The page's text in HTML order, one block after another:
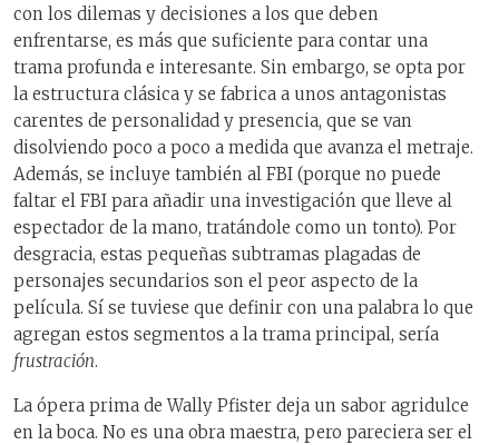
con los dilemas y decisiones a los que deben
enfrentarse, es más que suficiente para contar una
trama profunda e interesante. Sin embargo, se opta por
la estructura clásica y se fabrica a unos antagonistas
carentes de personalidad y presencia, que se van
disolviendo poco a poco a medida que avanza el metraje.
Además, se incluye también al FBI (porque no puede
faltar el FBI para añadir una investigación que lleve al
espectador de la mano, tratándole como un tonto). Por
desgracia, estas pequeñas subtramas plagadas de
personajes secundarios son el peor aspecto de la
película. Sí se tuviese que definir con una palabra lo que
agregan estos segmentos a la trama principal, sería
frustración.
La ópera prima de Wally Pfister deja un sabor agridulce
en la boca. No es una obra maestra, pero pareciera ser el